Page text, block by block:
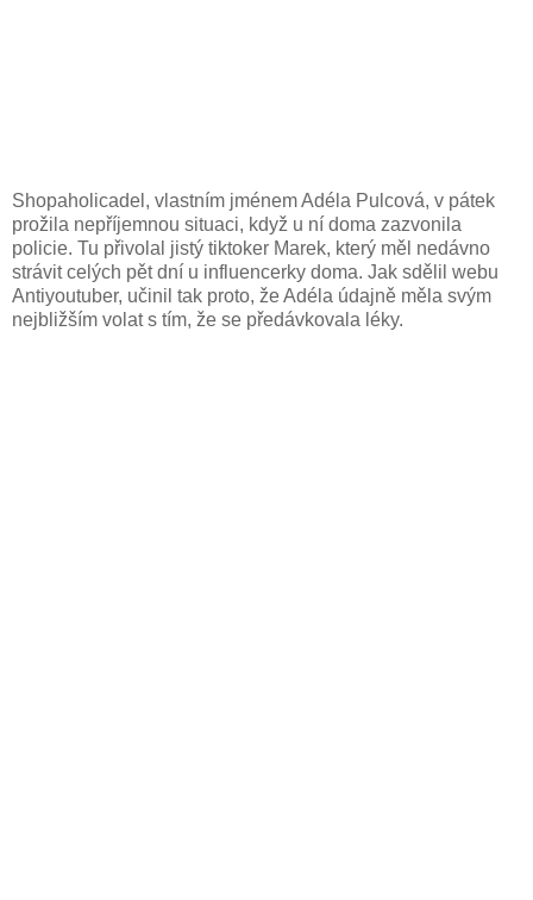
Shopaholicadel, vlastním jménem Adéla Pulcová, v pátek
prožila nepříjemnou situaci, když u ní doma zazvonila
policie. Tu přivolal jistý tiktoker Marek, který měl nedávno
strávit celých pět dní u influencerky doma. Jak sdělil webu
Antiyoutuber, učinil tak proto, že Adéla údajně měla svým
nejbližším volat s tím, že se předávkovala léky.